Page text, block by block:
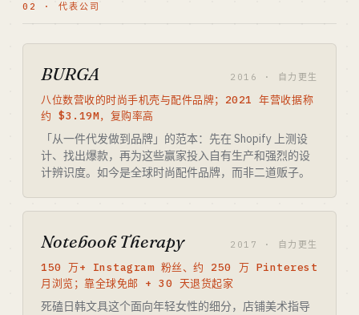
02 · 代表公司
BURGA 2016 · 自力更生
八位数营收的时尚手机壳与配件品牌；2021 年营收据称
约 $3.19M，复购率高
「从一件代发做到品牌」的范本：先在 Shopify 上测设
计、找出爆款，再为这些赢家投入自有生产和强烈的设
计辨识度。如今是全球时尚配件品牌，而非二道贩子。
Notebook Therapy 2017 · 自力更生
150 万+ Instagram 粉丝、约 250 万 Pinterest
月浏览；靠全球免邮 + 30 天退货起家
死磕日韩文具这个面向年轻女性的细分，店铺美术指导